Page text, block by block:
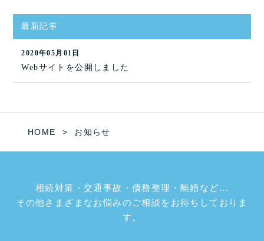
最新記事
2020年05月01日
Webサイトを公開しました
HOME お知らせ
相続対策・交通事故・債務整理・離婚など…
その他さまざまなお悩みのご相談をお待ちしておりま
す。